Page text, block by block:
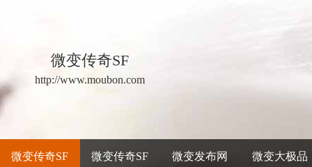
微变传奇SF
http://www.moubon.com
微变传奇SF 微变传奇SF 微变发布网 微变大极品